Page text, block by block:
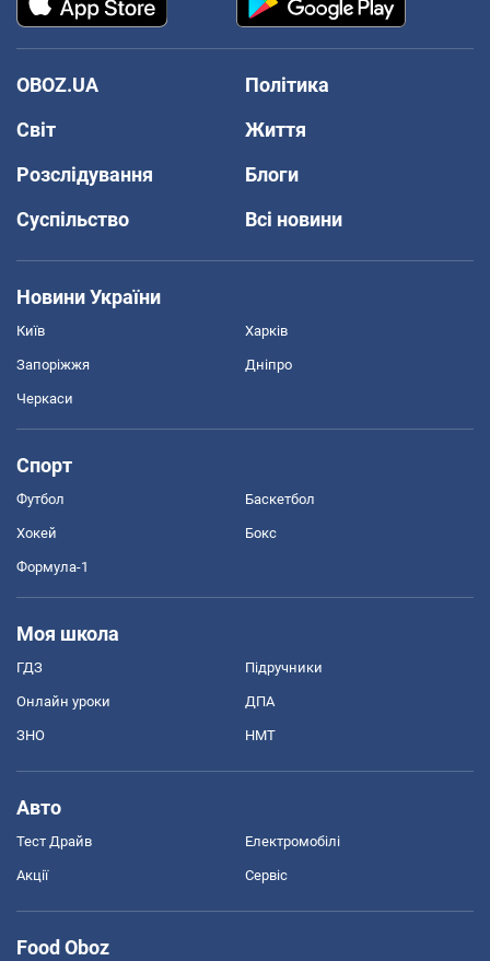
OBOZ.UA
Політика
Світ
Життя
Розслідування
Блоги
Суспільство
Всі новини
Новини України
Київ Харків
Запоріжжя Дніпро
Черкаси
Спорт
Футбол Баскетбол
Хокей Бокс
Формула-1
Моя школа
ГДЗ Підручники
Онлайн уроки ДПА
ЗНО НМТ
Авто
Тест Драйв Електромобілі
Акції Сервіс
Food Oboz